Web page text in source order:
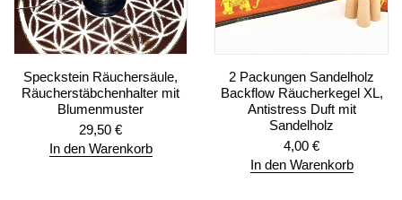
Speckstein Räuchersäule,
Räucherstäbchenhalter mit
Blumenmuster
29,50 €
In den Warenkorb
2 Packungen Sandelholz
Backflow Räucherkegel XL,
Antistress Duft mit
Sandelholz
4,00 €
In den Warenkorb